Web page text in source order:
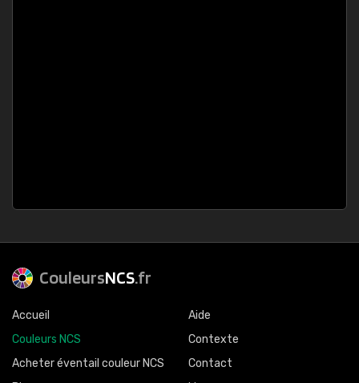
CouleursNCS.fr
Accueil
Couleurs NCS
Acheter éventail couleur NCS
Aide
Contexte
Contact